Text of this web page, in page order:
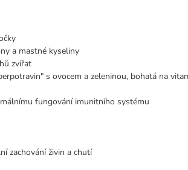
a mastné kyseliny
zvířat
s ovocem a zeleninou, bohatá na
fungování imunitního systému
zachování živin a chutí